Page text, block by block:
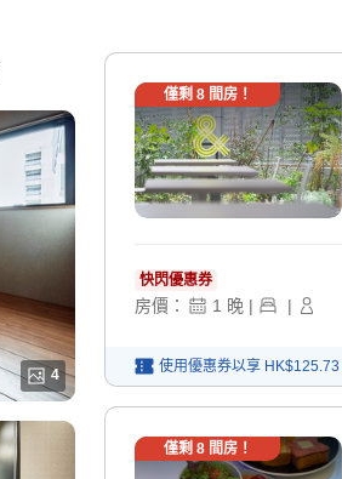
4
僅剩 8間房！
快閃優惠券
房價： 1 晚 | |
使用優惠券以享 HK$125.73
僅剩 8間房！